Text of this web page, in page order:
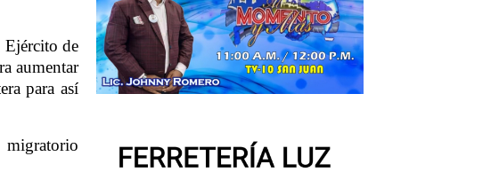
Ejército de
aumentar
para así